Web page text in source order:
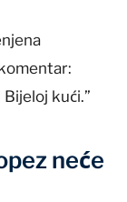
kući.”
neće